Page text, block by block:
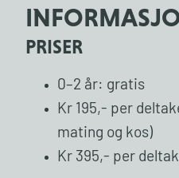
PRISER
0–2 år: gratis
Kr 195,- per
mating og kos)
Kr 395,- per